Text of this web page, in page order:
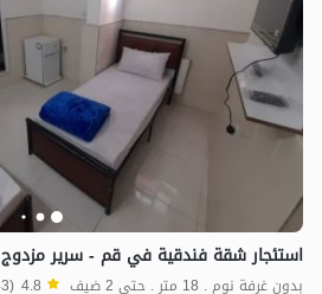
استئجار شقة فندقية في قم - سرير مزدوج
بدون غرفة نوم . 18 متر . حتى 2 ضيف 4.8 (43 تعليق)